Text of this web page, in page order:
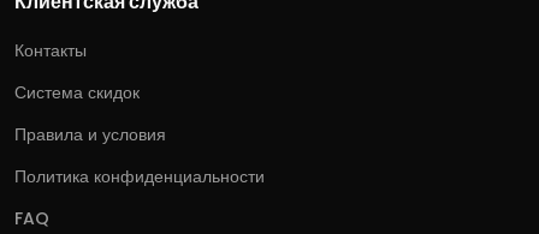
Контакты
Система скидок
Правила и условия
Политика конфиденциальности
FAQ